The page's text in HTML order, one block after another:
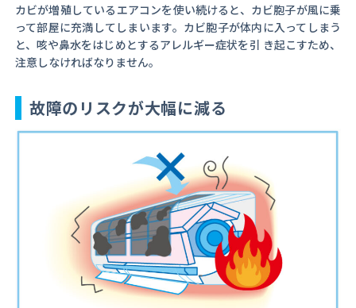
カビが増殖しているエアコンを使い続けると、カビ胞子が風に乗
って部屋に充満してしまいます。カビ胞子が体内に入ってしまう
と、咳や鼻水をはじめとするアレルギー症状を引 き起こすため、
注意しなければなりません。
故障のリスクが大幅に減る